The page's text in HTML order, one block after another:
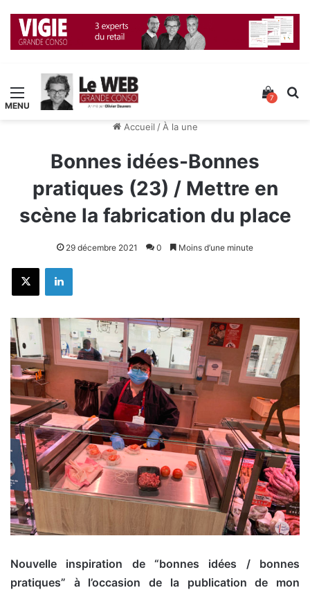
Menu 7Voir
Accueil / À la une
Bonnes idées-Bonnes
pratiques (23) / Mettre en
scène la fabrication du place
29 décembre 2021 0 Moins d’une minute
X Linkedin
Nouvelle inspiration de “bonnes idées / bonnes
pratiques” à l’occasion de la publication de mon